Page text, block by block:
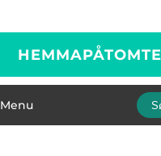
Menu